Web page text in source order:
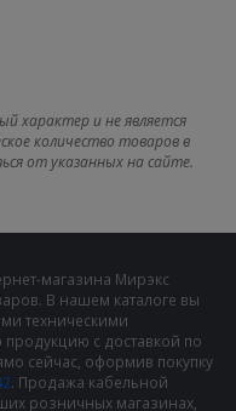
характер и не является
количество товаров в
от указанных на сайте.
магазина Мирэкс
В нашем каталоге вы
техническими
продукцию с доставкой по
сейчас, оформив покупку
. Продажа кабельной
розничных магазинах,